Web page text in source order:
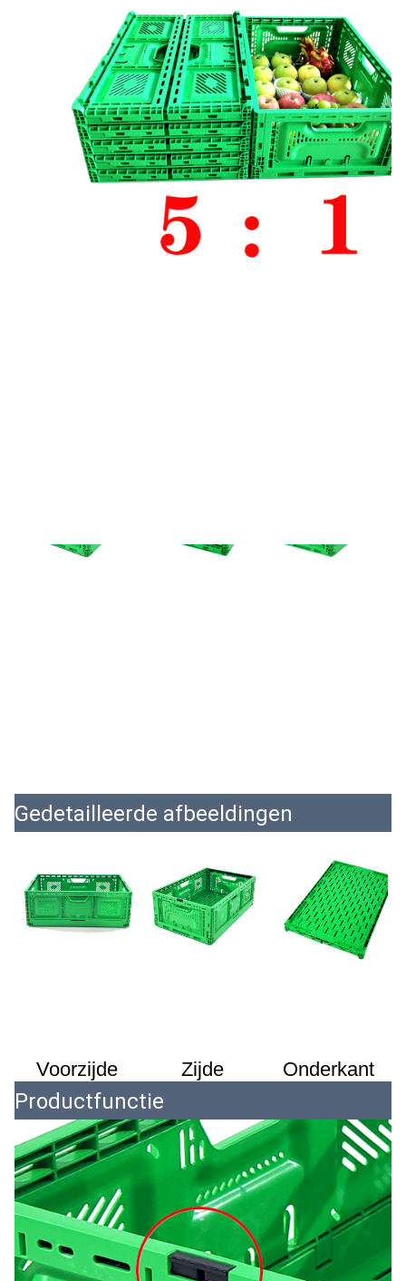
Gedetailleerde afbeeldingen
Voorzijde Zijde Onderkant
Productfunctie